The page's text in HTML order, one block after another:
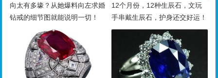
向太有多壕？从她爆料向左求婚
钻戒的细节图就能说明一切！
12个月份，12种生辰石，文玩
手串戴生辰石，护身还交好运！